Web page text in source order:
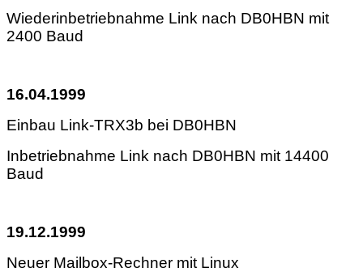
Wiederinbetriebnahme Link nach DB0HBN mit
2400 Baud
16.04.1999
Einbau Link-TRX3b bei DB0HBN
Inbetriebnahme Link nach DB0HBN mit 14400
Baud
19.12.1999
Neuer Mailbox-Rechner mit Linux